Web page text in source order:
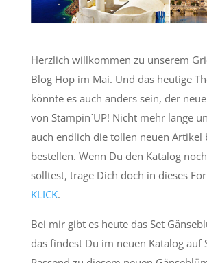
Herzlich willkommen zu unserem
Blog Hop im Mai. Und das heutige
könnte es auch anders sein, der
von Stampin´UP! Nicht mehr lange
auch endlich die tollen neuen Artikel
bestellen. Wenn Du den Katalog
solltest, trage Dich doch in dieses
KLICK.
Bei mir gibt es heute das Set
das findest Du im neuen Katalog auf